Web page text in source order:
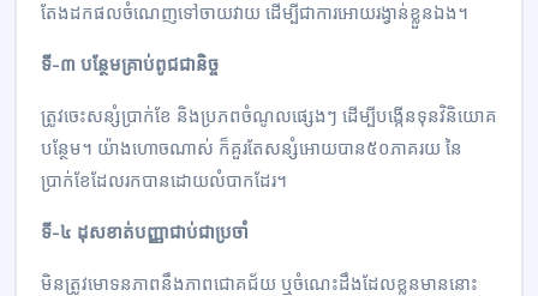
តែងដកផលចំណេញទៅចាយវាយ ដើម្បីជាការអោយរង្វាន់ខ្លួនឯង។
ទី-៣ បន្ថែមគ្រាប់ពូជជានិច្ច
ត្រូវចេះសន្សំប្រាក់ខែ និងប្រភពចំណូលផ្សេងៗ ដើម្បីបង្កើនទុនវិនិយោគ
បន្ថែម។ យ៉ាងហោចណាស់ ក៏គួរតែសន្សំអោយបាន៥០ភាគរយ នៃ
ប្រាក់ខែដែលរកបានដោយលំបាកដែរ។
ទី-៤ ដុសខាត់បញ្ញាជាប់ជាប្រចាំ
មិនត្រូវមោទនភាពនឹងភាពជោគជ័យ ឬចំណេះដឹងដែលខ្លួនមាននោះ